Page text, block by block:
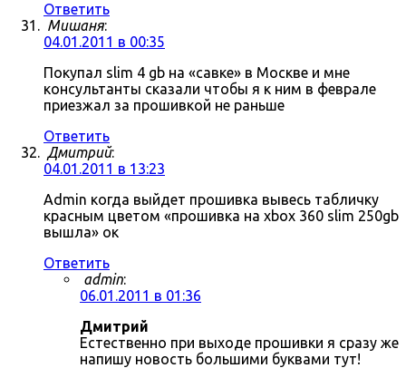
Ответить
Мишаня:
04.01.2011 в 00:35
Покупал slim 4 gb на «савке» в Москве и мне
консультанты сказали чтобы я к ним в феврале
приезжал за прошивкой не раньше
Ответить
Дмитрий:
04.01.2011 в 13:23
Admin когда выйдет прошивка вывесь табличку
красным цветом «прошивка на xbox 360 slim 250gb
вышла» ок
Ответить
admin:
06.01.2011 в 01:36
Дмитрий
Естественно при выходе прошивки я сразу же
напишу новость большими буквами тут!